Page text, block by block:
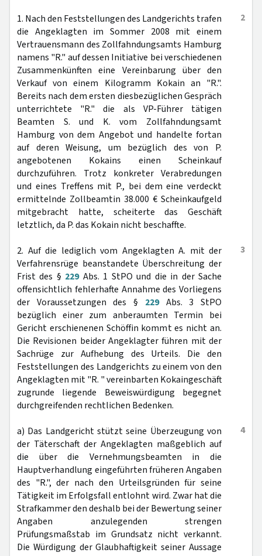
2
1. Nach den Feststellungen des Landgerichts trafen
die Angeklagten im Sommer 2008 mit einem
Vertrauensmann des Zollfahndungsamts Hamburg
namens "R." auf dessen Initiative bei verschiedenen
Zusammenkünften eine Vereinbarung über den
Verkauf von einem Kilogramm Kokain an "R.".
Bereits nach dem ersten diesbezüglichen Gespräch
unterrichtete "R." die als VP-Führer tätigen
Beamten S. und K. vom Zollfahndungsamt
Hamburg von dem Angebot und handelte fortan
auf deren Weisung, um bezüglich des von P.
angebotenen Kokains einen Scheinkauf
durchzuführen. Trotz konkreter Verabredungen
und eines Treffens mit P., bei dem eine verdeckt
ermittelnde Zollbeamtin 38.000 € Scheinkaufgeld
mitgebracht hatte, scheiterte das Geschäft
letztlich, da P. das Kokain nicht beschaffte.
3
2. Auf die lediglich vom Angeklagten A. mit der
Verfahrensrüge beanstandete Überschreitung der
Frist des § 229Abs. 1 StPO und die in der Sache
offensichtlich fehlerhafte Annahme des Vorliegens
der Voraussetzungen des § 229Abs. 3 StPO
bezüglich einer zum anberaumten Termin bei
Gericht erschienenen Schöffin kommt es nicht an.
Die Revisionen beider Angeklagter führen mit der
Sachrüge zur Aufhebung des Urteils. Die den
Feststellungen des Landgerichts zu einem von den
Angeklagten mit "R. " vereinbarten Kokaingeschäft
zugrunde liegende Beweiswürdigung begegnet
durchgreifenden rechtlichen Bedenken.
4
a) Das Landgericht stützt seine Überzeugung von
der Täterschaft der Angeklagten maßgeblich auf
die über die Vernehmungsbeamten in die
Hauptverhandlung eingeführten früheren Angaben
des "R.", der nach den Urteilsgründen für seine
Tätigkeit im Erfolgsfall entlohnt wird. Zwar hat die
Strafkammer den deshalb bei der Bewertung seiner
Angaben anzulegenden strengen
Prüfungsmaßstab im Grundsatz nicht verkannt.
Die Würdigung der Glaubhaftigkeit seiner Aussage